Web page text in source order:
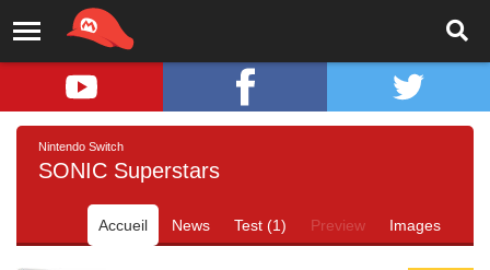
Nintendo Switch
SONIC Superstars
Accueil News Test (1) Preview Images